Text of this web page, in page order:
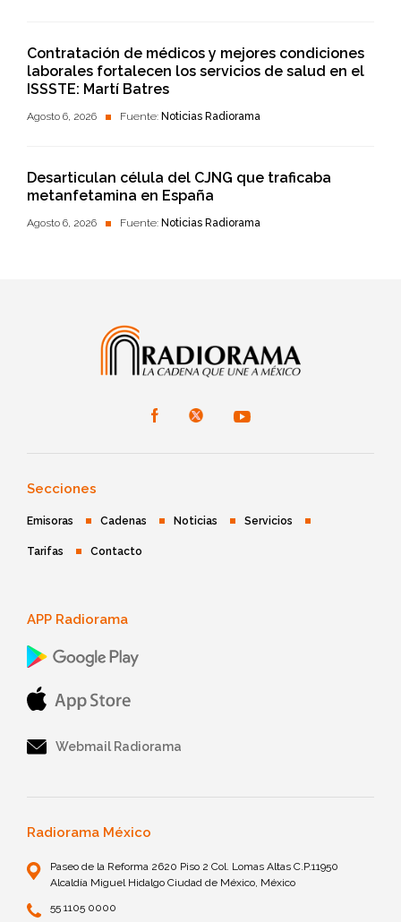
Contratación de médicos y mejores condiciones
laborales fortalecen los servicios de salud en el
ISSSTE: Martí Batres
Agosto 6, 2026 Fuente: Noticias Radiorama
Desarticulan célula del CJNG que traficaba
metanfetamina en España
Agosto 6, 2026 Fuente: Noticias Radiorama
Secciones
Emisoras Cadenas Noticias Servicios
Tarifas Contacto
APP Radiorama
Webmail Radiorama
Radiorama México
Paseo de la Reforma 2620 Piso 2 Col. Lomas Altas C.P.11950
Alcaldía Miguel Hidalgo Ciudad de México, México
55 1105 0000